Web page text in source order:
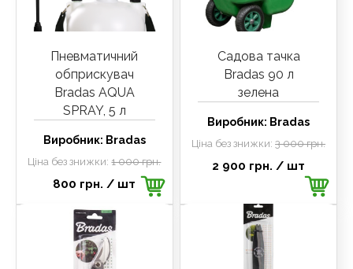
Пневматичний
обприскувач
Bradas AQUA
SPRAY, 5 л
Виробник: Bradas
Ціна без знижки:1 000 грн.
800 грн. / шт
Садова тачка
Bradas 90 л
зелена
Виробник: Bradas
Ціна без знижки:3 000 грн.
2 900 грн. / шт